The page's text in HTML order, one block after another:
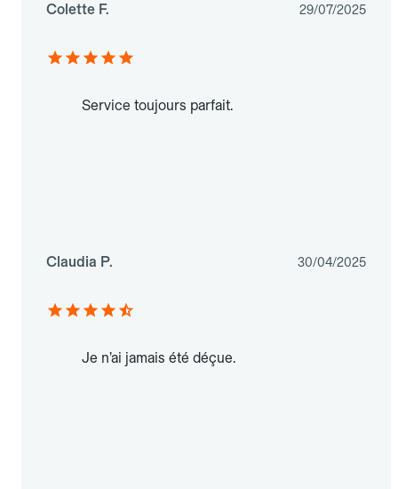
Colette F. 29/07/2025
Service toujours parfait.
Claudia P. 30/04/2025
Je n’ai jamais été déçue.